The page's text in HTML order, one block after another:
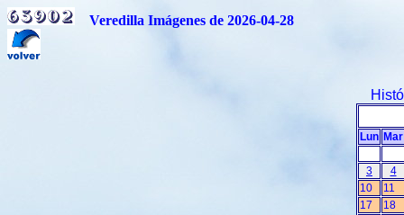
Veredilla Imágenes de 2026-04-28
Lun Mar
3
4
10
11
17
18